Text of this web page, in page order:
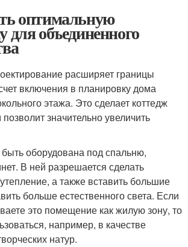
оптимальную
для объединенного
расширяет границы
включения в планировку дома
этажа. Это сделает коттедж
значительно увеличить
оборудована под спальню,
В ней разрешается сделать
а также вставить большие
больше естественного света. Если
это помещение как жилую зону, то
например, в качестве
натур.